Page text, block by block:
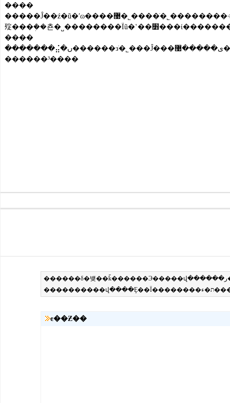
����
�����Ĵ��ź�ũ�ʹɷ����޹�˾����ֹ�˾��������÷����߽���˵���ź̹�˾��һ�Ҽ����ʷ��������������Ϊһ��Ĵ��͹�˾������ǰ���ù�˾�˽⵽������ũҵ���У�ũ���г��޴󣬱��ں��������˷ֹ�˾��ȥ��Ĵ������ϼ�֮������ȫ�����Σ����ʹ��˾��ʧ���ء�������ǰ�����˽⵽,���ũ�ʽ��׻�Ϊ�Ĵ�����ũ��������ҵ����ṩ������װչλ��ʮ����׼չλ���ͼ�ʱ��˾�ܲ����˻
����
������³����
ͼ��Ƶ��